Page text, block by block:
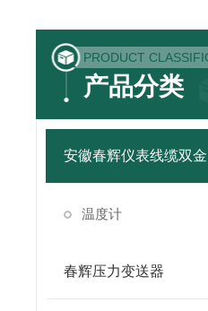
PRODUCT
产品分类
温度计
春辉压力变送器